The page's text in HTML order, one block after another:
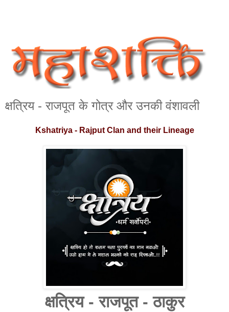
क्षत्रिय - राजपूत के गोत्र और उनकी वंशावली
Kshatriya - Rajput Clan and their Lineage
क्षत्रिय - राजपूत - ठाकुर